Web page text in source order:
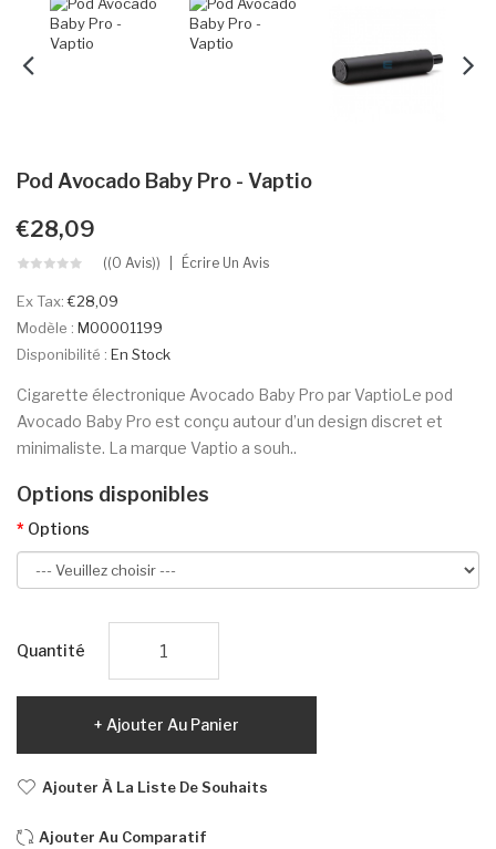
Pod Avocado Baby Pro - Vaptio
€28,09
((0 Avis)) Écrire Un Avis
Ex Tax:€28,09
Modèle : M00001199
Disponibilité : En Stock
Cigarette électronique Avocado Baby Pro par VaptioLe pod
Avocado Baby Pro est conçu autour d’un design discret et
minimaliste. La marque Vaptio a souh..
Options disponibles
Options
Quantité
Ajouter Au Panier
Ajouter À La Liste De Souhaits
Ajouter Au Comparatif